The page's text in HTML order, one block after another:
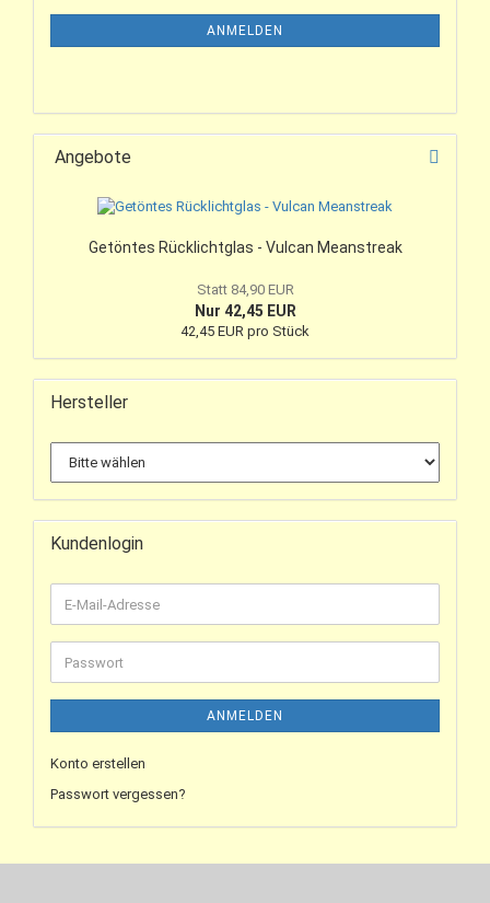
ANMELDEN
Angebote
Getöntes Rücklichtglas - Vulcan Meanstreak
Statt 84,90 EUR
Nur 42,45 EUR
42,45 EUR pro Stück
Hersteller
Kundenlogin
ANMELDEN
Konto erstellen
Passwort vergessen?